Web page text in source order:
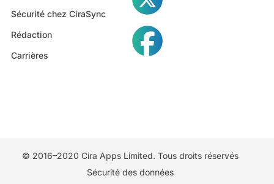
Sécurité chez CiraSync
Rédaction
Carrières
© 2016–2020 Cira Apps Limited. Tous droits réservés
Sécurité des données